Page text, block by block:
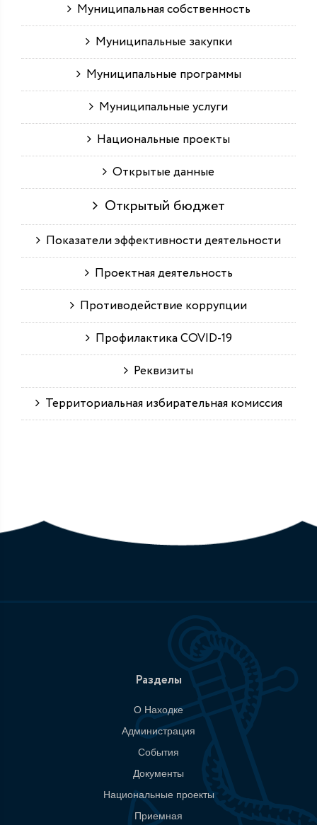
Муниципальная собственность
Муниципальные закупки
Муниципальные программы
Муниципальные услуги
Национальные проекты
Открытые данные
Открытый бюджет
Показатели эффективности деятельности
Проектная деятельность
Противодействие коррупции
Профилактика COVID-19
Реквизиты
Территориальная избирательная комиссия
Разделы
О Находке
Администрация
События
Документы
Национальные проекты
Приемная